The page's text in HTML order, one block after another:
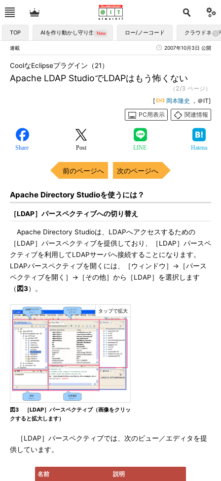
TOP AIを作り動かし守り生かす ロー/ノーコード クラウドネイ
連載 2007年10月3日 公開
Apache LDAP StudioでLDAPはもう怖くない
CoolなEclipseプラグイン（21）
（2/3 ページ）
[
岡本隆史
，＠IT]
PC用表示
関連情報
Share Post LINE Hatena
前のページへ 次のページへ
Apache Directory Studioを使うには？
［LDAP］パースペクティブへの切り替え
Apache Directory Studioは、LDAPへアクセスするための
［LDAP］パースペクティブを提供しており、［LDAP］パースペ
クティブを利用してLDAPサーバへ接続することになります。
LDAPパースペクティブを開くには、［ウィンドウ］→［パース
ペクティブを開く］→［その他］から［LDAP］を選択します
（ 図3）。
図3 ［LDAP］パースペクティブ（画像をクリッ
クすると拡大します）
［LDAP］パースペクティブでは、次のビュー／エディタを提
供しています。
名前 説明